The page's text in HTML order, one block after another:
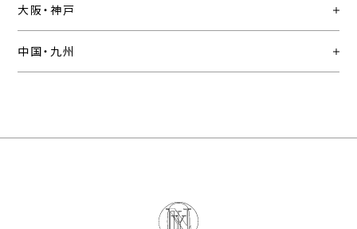
大阪・神戸
中国・九州